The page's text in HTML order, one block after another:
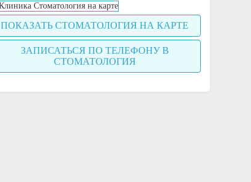
ПОКАЗАТЬ СТОМАТОЛОГИЯ НА КАРТЕ
ЗАПИСАТЬСЯ ПО ТЕЛЕФОНУ В
СТОМАТОЛОГИЯ